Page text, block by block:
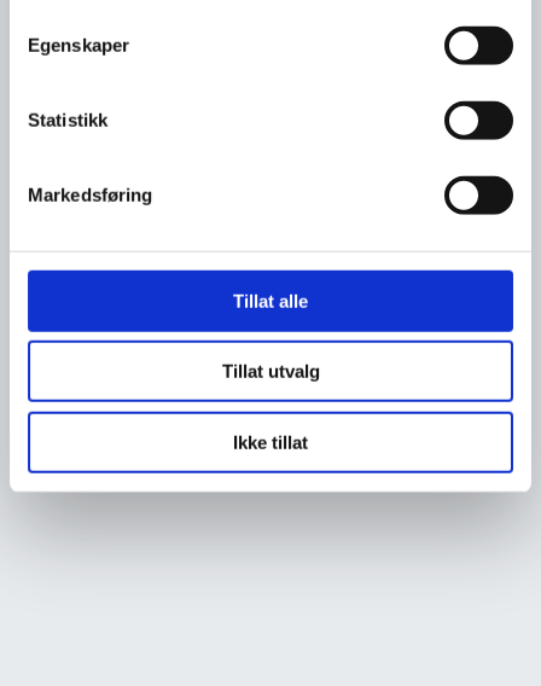
Egenskaper
Statistikk
Markedsføring
Tillat alle
Tillat utvalg
Ikke tillat